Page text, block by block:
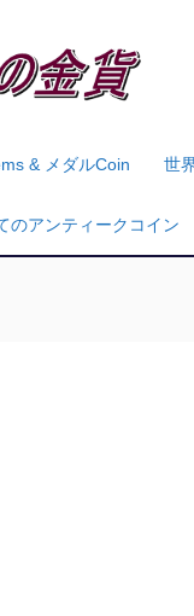
& メダルcoin 世
のアンティークコイン